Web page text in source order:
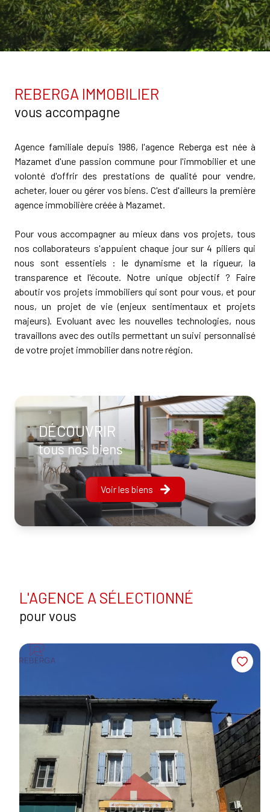
DÉCOUVRIR
tous nos biens
Voir les biens
REBERGA IMMOBILIER
vous accompagne
Agence familiale depuis 1986, l'agence Reberga est née à
Mazamet d'une passion commune pour l'immobilier et une
volonté d'offrir des prestations de qualité pour vendre,
acheter, louer ou gérer vos biens. C'est d'ailleurs la première
agence immobilière créée à Mazamet.
Pour vous accompagner au mieux dans vos projets, tous
nos collaborateurs s'appuient chaque jour sur 4 piliers qui
nous sont essentiels : le dynamisme et la rigueur, la
transparence et l'écoute. Notre unique objectif ? Faire
aboutir vos projets immobiliers qui sont pour vous, et pour
nous, un projet de vie (enjeux sentimentaux et projets
majeurs). Evoluant avec les nouvelles technologies, nous
travaillons avec des outils permettant un suivi personnalisé
de votre projet immobilier dans notre région.
L'AGENCE A SÉLECTIONNÉ
pour vous